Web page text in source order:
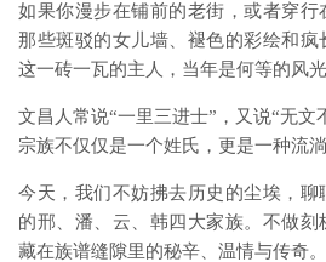
如果你漫步在铺前的老街，或者穿
那些斑驳的女儿墙、褪色的彩绘和疯
这一砖一瓦的主人，当年是何等的风光
文昌人常说“一里三进士”，又说“无文
宗族不仅仅是一个姓氏，更是一种流
今天，我们不妨拂去历史的尘埃，聊
的邢、潘、云、韩四大家族。不做
藏在族谱缝隙里的秘辛、温情与传奇。